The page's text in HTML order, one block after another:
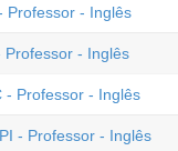
Professor - Inglês
Professor - Inglês
- Professor - Inglês
- Professor - Inglês